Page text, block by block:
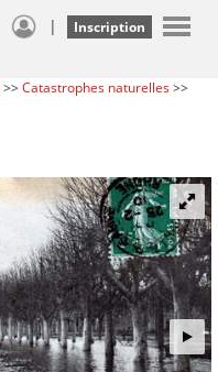
| Inscription
>>Catastrophes naturelles>>